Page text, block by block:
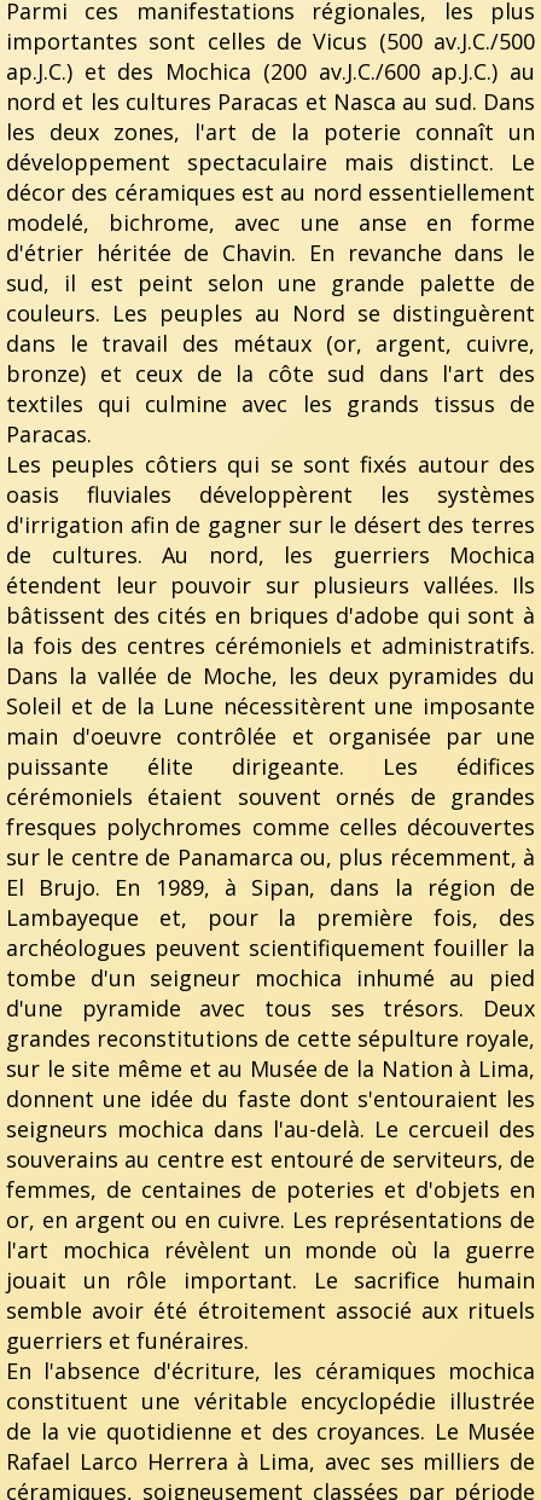
Parmi ces manifestations régionales, les plus
importantes sont celles de Vicus (500 av.J.C./500
ap.J.C.) et des Mochica (200 av.J.C./600 ap.J.C.) au
nord et les cultures Paracas et Nasca au sud. Dans
les deux zones, l'art de la poterie connaît un
développement spectaculaire mais distinct. Le
décor des céramiques est au nord essentiellement
modelé, bichrome, avec une anse en forme
d'étrier héritée de Chavin. En revanche dans le
sud, il est peint selon une grande palette de
couleurs. Les peuples au Nord se distinguèrent
dans le travail des métaux (or, argent, cuivre,
bronze) et ceux de la côte sud dans l'art des
textiles qui culmine avec les grands tissus de
Paracas.
Les peuples côtiers qui se sont fixés autour des
oasis fluviales développèrent les systèmes
d'irrigation afin de gagner sur le désert des terres
de cultures. Au nord, les guerriers Mochica
étendent leur pouvoir sur plusieurs vallées. Ils
bâtissent des cités en briques d'adobe qui sont à
la fois des centres cérémoniels et administratifs.
Dans la vallée de Moche, les deux pyramides du
Soleil et de la Lune nécessitèrent une imposante
main d'oeuvre contrôlée et organisée par une
puissante élite dirigeante. Les édifices
cérémoniels étaient souvent ornés de grandes
fresques polychromes comme celles découvertes
sur le centre de Panamarca ou, plus récemment, à
El Brujo. En 1989, à Sipan, dans la région de
Lambayeque et, pour la première fois, des
archéologues peuvent scientifiquement fouiller la
tombe d'un seigneur mochica inhumé au pied
d'une pyramide avec tous ses trésors. Deux
grandes reconstitutions de cette sépulture royale,
sur le site même et au Musée de la Nation à Lima,
donnent une idée du faste dont s'entouraient les
seigneurs mochica dans l'au-delà. Le cercueil des
souverains au centre est entouré de serviteurs, de
femmes, de centaines de poteries et d'objets en
or, en argent ou en cuivre. Les représentations de
l'art mochica révèlent un monde où la guerre
jouait un rôle important. Le sacrifice humain
semble avoir été étroitement associé aux rituels
guerriers et funéraires.
En l'absence d'écriture, les céramiques mochica
constituent une véritable encyclopédie illustrée
de la vie quotidienne et des croyances. Le Musée
Rafael Larco Herrera à Lima, avec ses milliers de
céramiques, soigneusement classées par période